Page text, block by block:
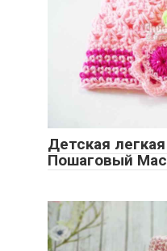
Детская
Пошаговый